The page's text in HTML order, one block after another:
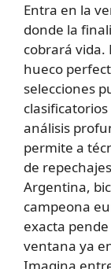
Entra en la
donde la
cobrará vida.
hueco
selecciones
análisis
permite a
de
Argentina,
campeona
exacta
ventana ya